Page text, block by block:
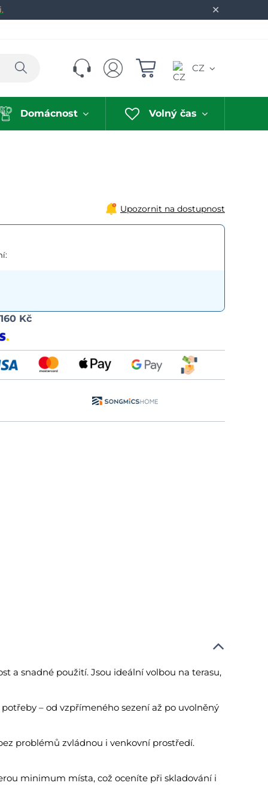
✕
Hledat CZ
Domácnost Volný čas
Upozornit na dostupnost
160 Kč
a snadné použití. Jsou ideální volbou na terasu,
– od vzpřímeného sezení až po uvolněný
problémů zvládnou i venkovní prostředí.
minimum místa, což oceníte při skladování i